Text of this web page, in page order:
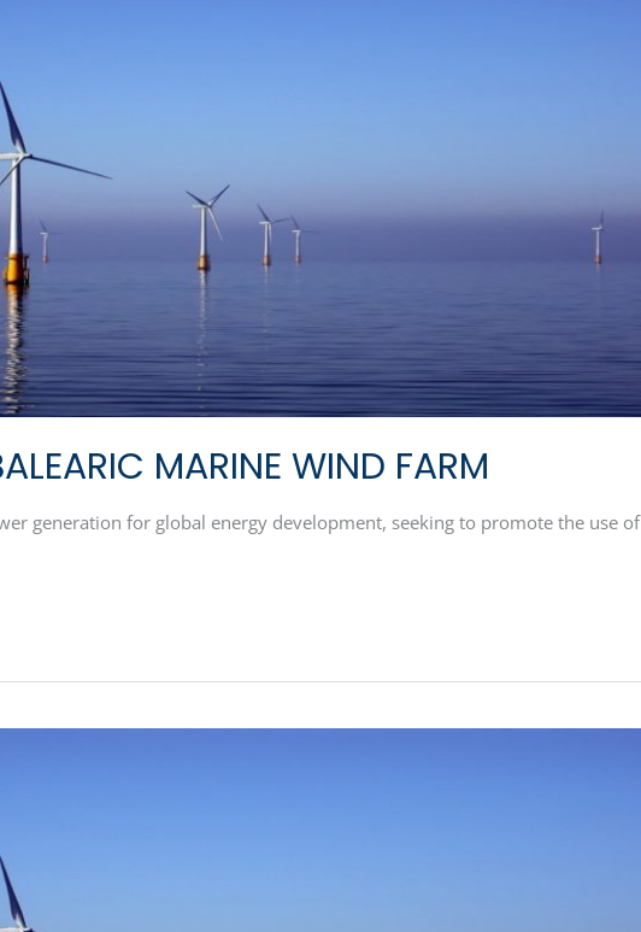
MARINE WIND FARM
generation for global energy development, seeking to promote the use of